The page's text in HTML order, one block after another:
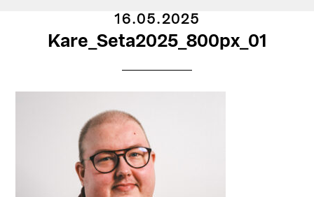
16.05.2025
Kare_Seta2025_800px_01